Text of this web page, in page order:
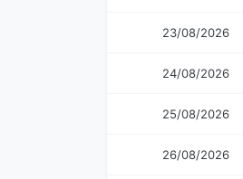
23/08/2026
24/08/2026
25/08/2026
26/08/2026